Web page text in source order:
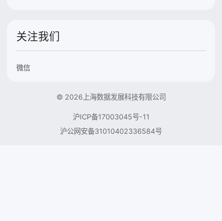
关注我们
微信
© 2026上海数据发展科技有限公司
沪ICP备17003045号-11
沪公网安备31010402336584号